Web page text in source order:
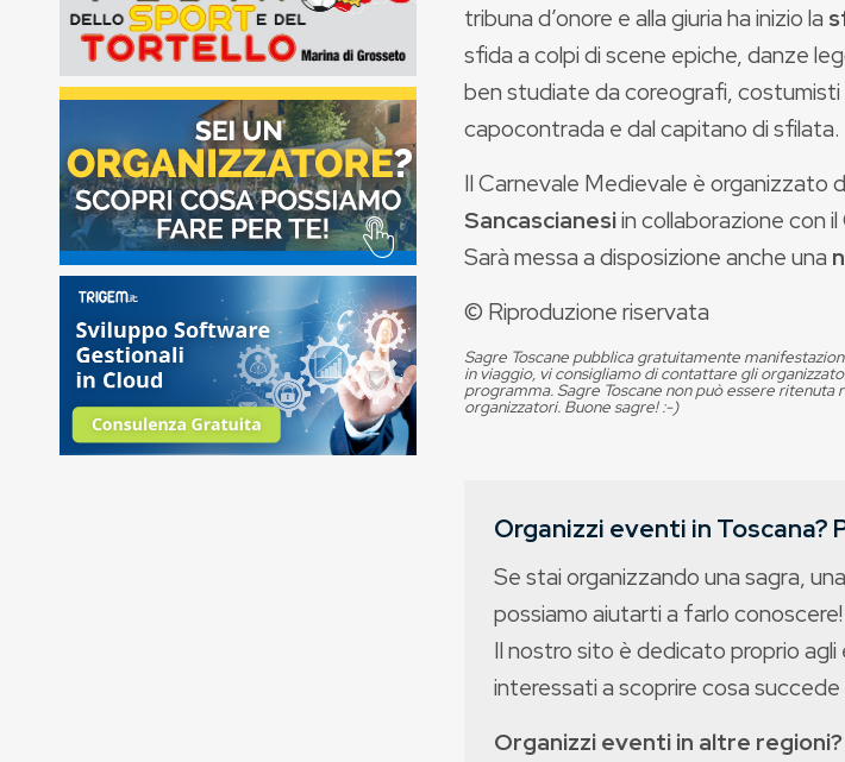
tribuna d’onore e alla giuria ha inizio la
sfida a colpi di scene epiche, danze
ben studiate da coreografi,
capocontrada e dal capitano di sfilata.
Il Carnevale Medievale è organizzato
Sancascianesiin collaborazione con
Sarà messa a disposizione anche una
© Riproduzione riservata
Sagre Toscane pubblica gratuitamente
in viaggio, vi consigliamo di contattare gli
programma. Sagre Toscane non può essere
organizzatori. Buone sagre! :-)
Organizzi eventi in Toscana?
Se stai organizzando una sagra,
possiamo aiutarti a farlo conoscere!
Il nostro sito è dedicato proprio
interessati a scoprire cosa succede
Organizzi eventi in altre regioni?